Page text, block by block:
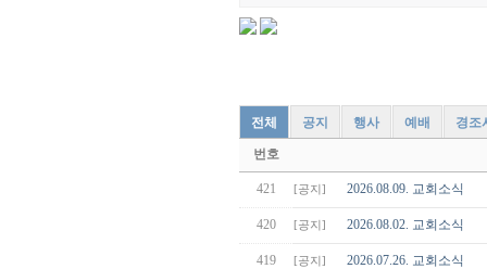
전체 공지 행사 예배 경조
번호
421 [공지] 2026.08.09. 교회소식
420 [공지] 2026.08.02. 교회소식
419 [공지] 2026.07.26. 교회소식